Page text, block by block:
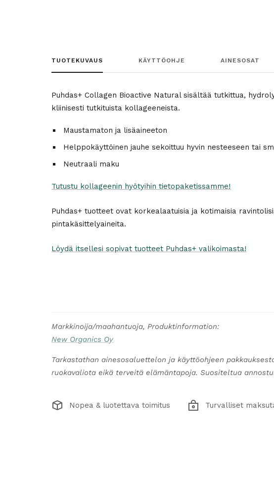
TUOTEKUVAUS KÄYTTÖOHJE AINESOSAT
Puhdas+ Collagen Bioactive Natural sisältää tutkittua,
kliinisesti tutkituista kollageeneista.
Maustamaton ja lisäaineeton
Helppokäyttöinen jauhe sekoittuu hyvin nesteeseen tai
Neutraali maku
Tutustu kollageenin hyötyihin tietopaketissamme!
Puhdas+ tuotteet ovat korkealaatuisia ja kotimaisia
pintakäsittelyaineita.
Löydä itsellesi sopivat tuotteet Puhdas+ valikoimasta!
Markkinoija/maahantuoja, Produktinformation:
New Organics Oy
Tarkastathan ainesosaluettelon ja käyttöohjeen
ruokavaliota eikä terveitä elämäntapoja. Suositeltua
Nopea & luotettava toimitus Turvalliset